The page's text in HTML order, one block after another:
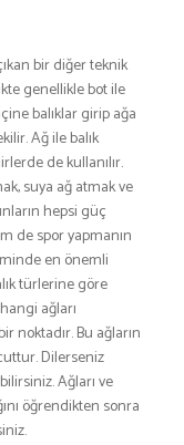
bir diğer teknik
genellikle bot ile
balıklar girip ağa
Ağ ile balık
de kullanılır.
suya ağ atmak ve
hepsi güç
de spor yapmanın
en önemli
türlerine göre
ağları
noktadır. Bu ağların
Dilerseniz
Ağları ve
öğrendikten sonra